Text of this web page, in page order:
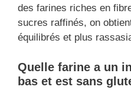
des farines riches en
sucres raffinés, on
équilibrés et plus
Quelle farine a un
bas et est sans